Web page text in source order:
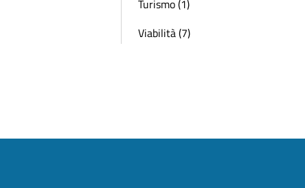
Turismo (1)
Viabilità (7)